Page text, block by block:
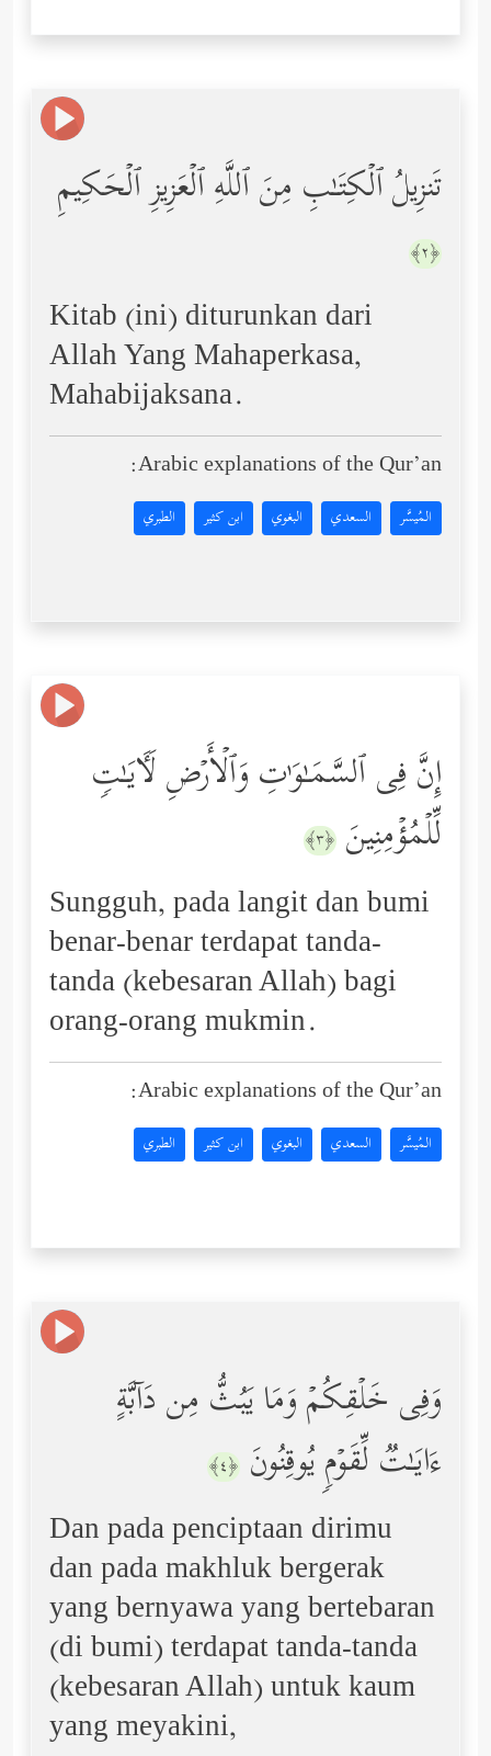
تَنزِیلُ ٱلۡكِتَـٰبِ مِنَ ٱللَّهِ ٱلۡعَزِیزِ ٱلۡحَكِیمِ
﴿٢﴾
Kitab (ini) diturunkan dari
Allah Yang Mahaperkasa,
Mahabijaksana.
Arabic explanations of the Qur’an:
المُيسَّر السعدي البغوي ابن كثير الطبري
إِنَّ فِی ٱلسَّمَـٰوَ ٰ⁠تِ وَٱلۡأَرۡضِ لَـَٔایَـٰتࣲ
لِّلۡمُؤۡمِنِینَ ﴿٣﴾
Sungguh, pada langit dan bumi
benar-benar terdapat tanda-
tanda (kebesaran Allah) bagi
orang-orang mukmin.
Arabic explanations of the Qur’an:
المُيسَّر السعدي البغوي ابن كثير الطبري
وَفِی خَلۡقِكُمۡ وَمَا یَبُثُّ مِن دَاۤبَّةٍ
ءَایَـٰتࣱ لِّقَوۡمࣲ یُوقِنُونَ ﴿٤﴾
Dan pada penciptaan dirimu
dan pada makhluk bergerak
yang bernyawa yang bertebaran
(di bumi) terdapat tanda-tanda
(kebesaran Allah) untuk kaum
yang meyakini,